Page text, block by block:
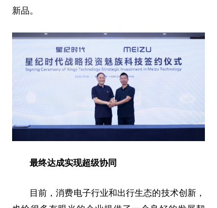
新品。
最终达成实现超级协同
目前，消费电子行业和出行生态的技术创新，